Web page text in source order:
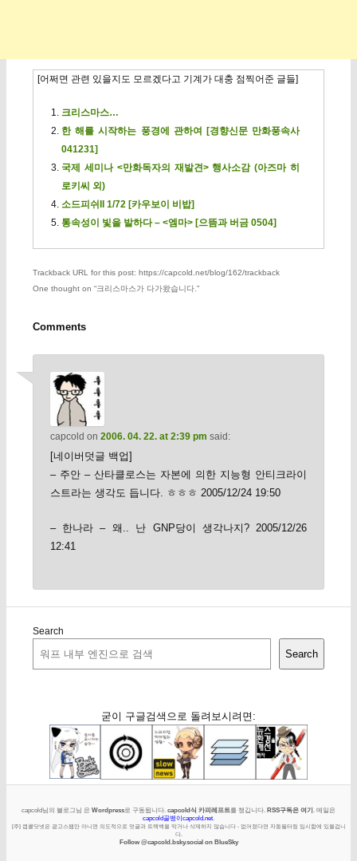
[어쩌면 관련 있을지도 모르겠다고 기계가 대충 점찍어준 글들]
크리스마스…
한 해를 시작하는 풍경에 관하여 [경향신문 만화풍속사
041231]
국제 세미나 <만화독자의 재발견> 행사소감 (아즈마 히
로키씨 외)
소드피쉬II 1/72 [카우보이 비밥]
통속성이 빛을 발하다 – <엠마> [으뜸과 버금 0504]
Trackback URL for this post: https://capcold.net/blog/162/trackback
One thought on “크리스마스가 다가왔습니다. ”
Comments
capcold on 2006. 04. 22. at 2:39 pm said:
[네이버덧글 백업]
– 주안 – 산타클로스는 자본에 의한 지능형 안티크라이
스트라는 생각도 듭니다. ㅎㅎㅎ 2005/12/24 19:50
– 한나라 – 왜.. 난 GNP당이 생각나지? 2005/12/26
12:41
Search
Search
굳이 구글검색으로 돌려보시려면:
capcold님의 블로그님 은 Wordpress로 구동됩니다. capcold식 카피레프트를 챙깁니다. RSS구독은 여기. 메일은
capcold골뱅이capcold.net.
[주] 캡콜닷넷은 광고스팸만 아니면 의도적으로 덧글과 트랙백을 막거나 삭제하지 않습니다 - 없어졌다면 자동필터링 임시함에 있을겁니
다.
Follow @capcold.bsky.social on BlueSky